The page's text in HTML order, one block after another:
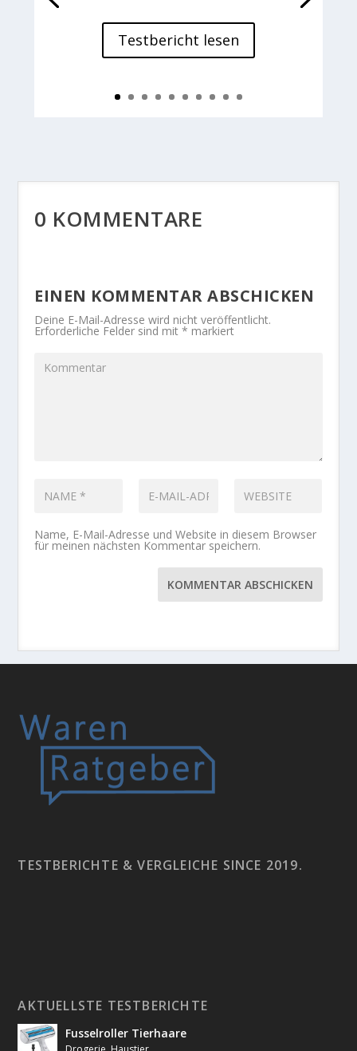
Testbericht lesen
0 KOMMENTARE
EINEN KOMMENTAR ABSCHICKEN
Deine E-Mail-Adresse wird nicht veröffentlicht.
Erforderliche Felder sind mit* markiert
Name, E-Mail-Adresse und Website in diesem Browser
für meinen nächsten Kommentar speichern.
KOMMENTAR ABSCHICKEN
TESTBERICHTE & VERGLEICHE SINCE 2019.
AKTUELLSTE TESTBERICHTE
Fusselroller Tierhaare